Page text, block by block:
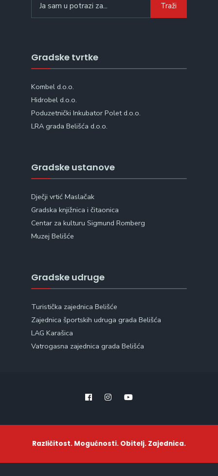
for:
Traži
Gradske tvrtke
Kombel d.o.o.
Hidrobel d.o.o.
Poduzetnički Inkubator Polet d.o.o.
LRA grada Belišća d.o.o.
Gradske ustanove
Dječji vrtić Maslačak
Gradska knjižnica i čitaonica
Centar za kulturu Sigmund Romberg
Muzej Belišće
Gradske udruge
Turistička zajednica Belišće
Zajednica športskih udruga grada Belišća
LAG Karašica
Vatrogasna zajednica grada Belišća
Različitost. Mogućnosti. Obitelj. Zajednica.